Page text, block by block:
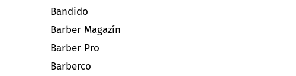
Bandido
Barber Magazín
Barber Pro
Barberco